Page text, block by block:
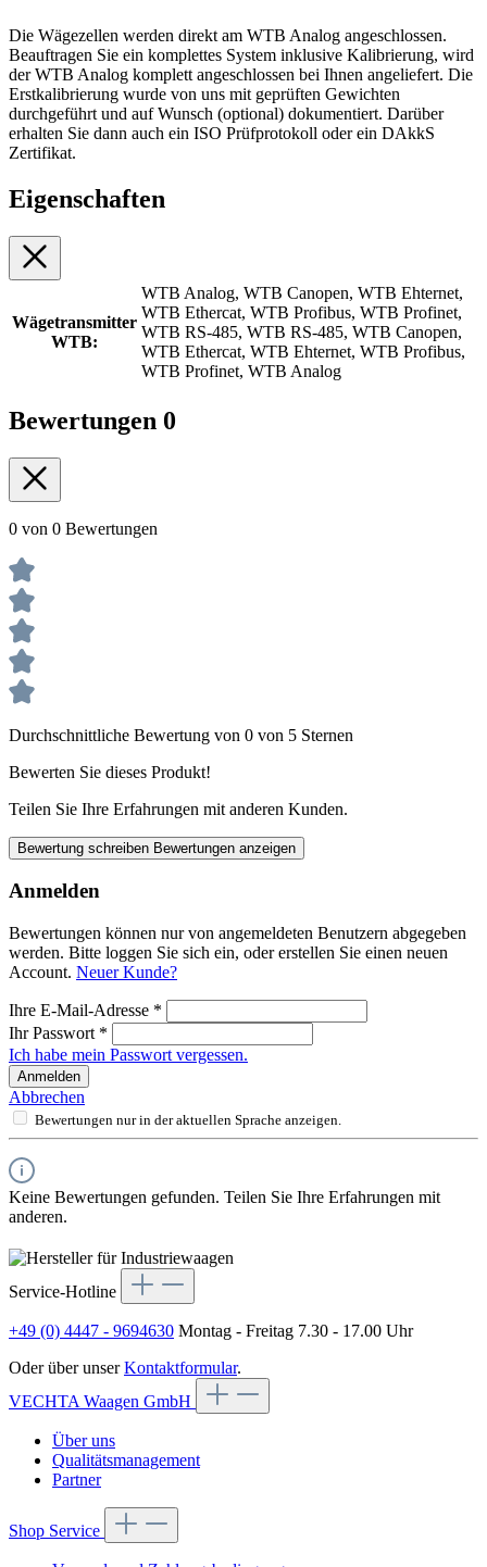
Die Wägezellen werden direkt am WTB Analog angeschlossen.
Beauftragen Sie ein komplettes System inklusive Kalibrierung, wird
der WTB Analog komplett angeschlossen bei Ihnen angeliefert. Die
Erstkalibrierung wurde von uns mit geprüften Gewichten
durchgeführt und auf Wunsch (optional) dokumentiert. Darüber
erhalten Sie dann auch ein ISO Prüfprotokoll oder ein DAkkS
Zertifikat.
Eigenschaften
Wägetransmitter
WTB:
WTB Analog, WTB Canopen, WTB Ehternet,
WTB Ethercat, WTB Profibus, WTB Profinet,
WTB RS-485, WTB RS-485, WTB Canopen,
WTB Ethercat, WTB Ehternet, WTB Profibus,
WTB Profinet, WTB Analog
Bewertungen 0
0 von 0 Bewertungen
Durchschnittliche Bewertung von 0 von 5 Sternen
Bewerten Sie dieses Produkt!
Teilen Sie Ihre Erfahrungen mit anderen Kunden.
Bewertung schreiben Bewertungen anzeigen
Anmelden
Bewertungen können nur von angemeldeten Benutzern abgegeben
werden. Bitte loggen Sie sich ein, oder erstellen Sie einen neuen
Account. Neuer Kunde?
Ihre E-Mail-Adresse *
Ihr Passwort *
Ich habe mein Passwort vergessen.
Anmelden
Abbrechen
Bewertungen nur in der aktuellen Sprache anzeigen.
Keine Bewertungen gefunden. Teilen Sie Ihre Erfahrungen mit
anderen.
Service-Hotline
+49 (0) 4447 - 9694630 Montag - Freitag 7.30 - 17.00 Uhr
Oder über unserKontaktformular.
VECHTA Waagen GmbH
Über uns
Qualitätsmanagement
Partner
Shop Service